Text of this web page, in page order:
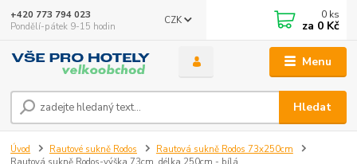
Menu
CZK
Hledat
+420 773 794 023
Pondělí-pátek 9-15 hodin
0 ks
za 0 Kč
Úvod Rautové sukně Rodos
Rautová sukně Rodos 73x250cm